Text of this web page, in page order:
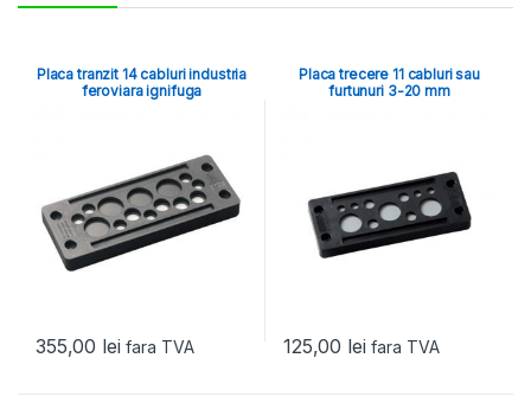
Placa tranzit 14 cabluri industria
feroviara ignifuga
355,00 lei fara TVA
Placa trecere 11 cabluri sau
furtunuri 3-20 mm
125,00 lei fara TVA